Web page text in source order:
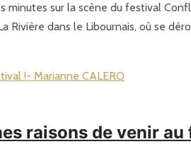
minutes sur la scène du festival
Rivière dans le Libournais, où se
raisons de venir